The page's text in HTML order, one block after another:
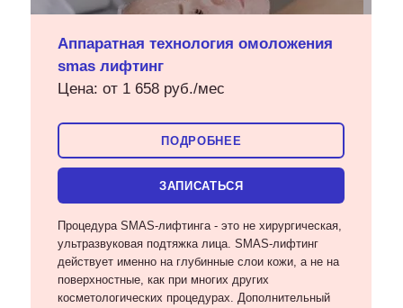
Аппаратная технология омоложения
smas лифтинг
Цена: от 1 658 руб./мес
ПОДРОБНЕЕ
ЗАПИСАТЬСЯ
Процедура SMAS-лифтинга - это не хирургическая,
ультразвуковая подтяжка лица. SMAS-лифтинг
действует именно на глубинные слои кожи, а не на
поверхностные, как при многих других
косметологических процедурах. Дополнительный